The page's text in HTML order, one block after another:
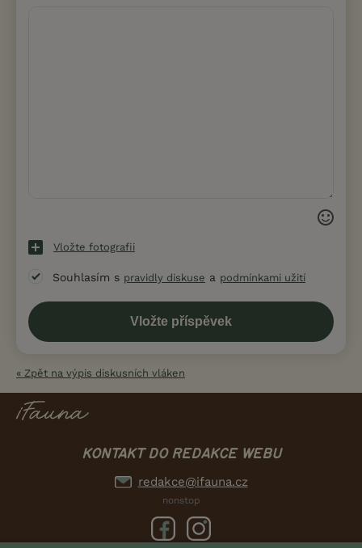
Vložte fotografii
Souhlasím s pravidly diskuse a podmínkami užití
« Zpět na výpis diskusních vláken
KONTAKT DO REDAKCE WEBU
redakce@ifauna.cz
nonstop